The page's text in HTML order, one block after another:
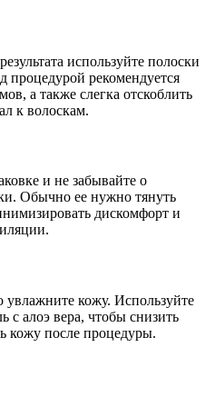
используйте полоски
процедурой рекомендуется
а также слегка отскоблить
к волоскам.
и не забывайте о
Обычно ее нужно тянуть
дискомфорт и
увлажните кожу. Используйте
алоэ вера, чтобы снизить
кожу после процедуры.